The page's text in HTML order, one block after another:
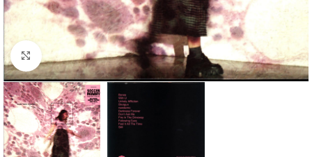
Klick zum Vergrößern